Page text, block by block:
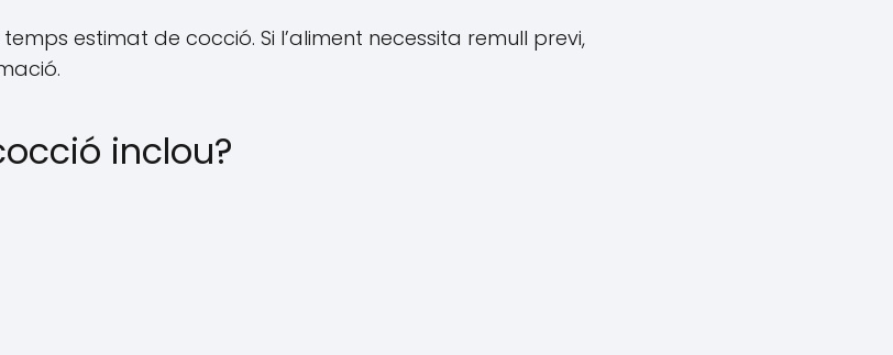
estimat de cocció. Si l’aliment necessita remull previ,
inclou?